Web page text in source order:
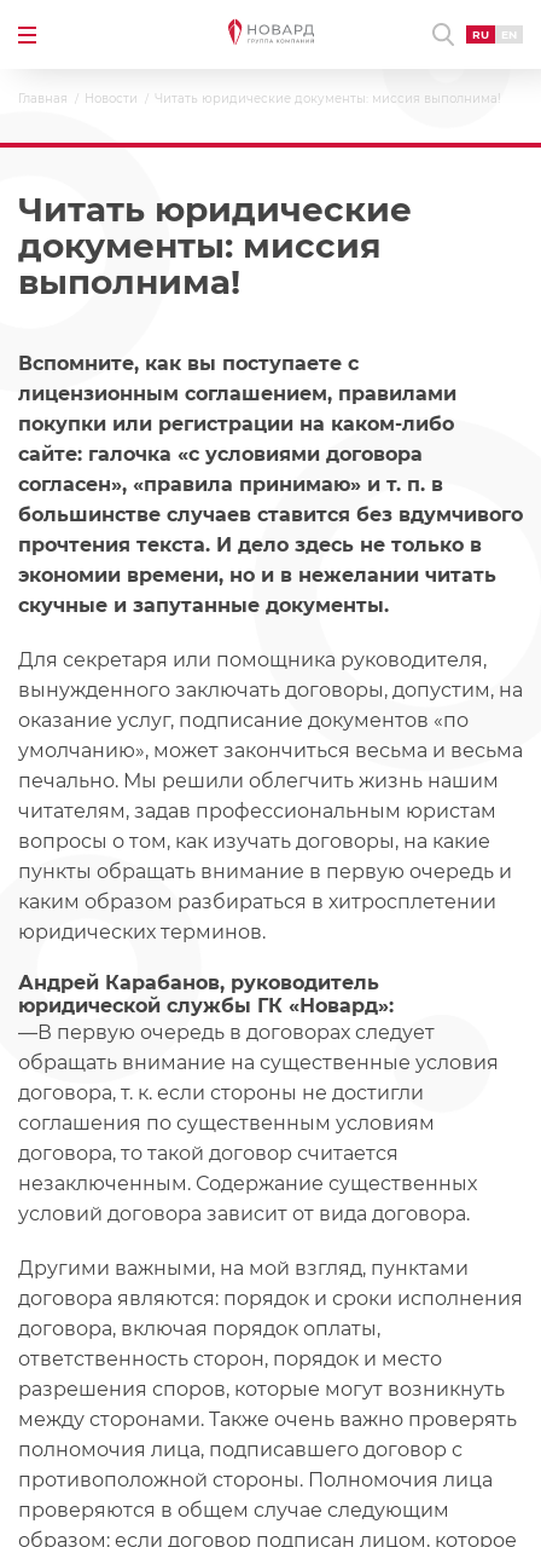
RU EN
Главная Новости Читать юридические документы: миссия выполнима!
Читать юридические
документы: миссия
выполнима!
Вспомните, как вы поступаете с
лицензионным соглашением, правилами
покупки или регистрации на каком-либо
сайте: галочка «с условиями договора
согласен», «правила принимаю» и т. п. в
большинстве случаев ставится без вдумчивого
прочтения текста. И дело здесь не только в
экономии времени, но и в нежелании читать
скучные и запутанные документы.
Для секретаря или помощника руководителя,
вынужденного заключать договоры, допустим, на
оказание услуг, подписание документов «по
умолчанию», может закончиться весьма и весьма
печально. Мы решили облегчить жизнь нашим
читателям, задав профессиональным юристам
вопросы о том, как изучать договоры, на какие
пункты обращать внимание в первую очередь и
каким образом разбираться в хитросплетении
юридических терминов.
Андрей Карабанов, руководитель
юридической службы ГК «Новард»:
—В первую очередь в договорах следует
обращать внимание на существенные условия
договора, т. к. если стороны не достигли
соглашения по существенным условиям
договора, то такой договор считается
незаключенным. Содержание существенных
условий договора зависит от вида договора.
Другими важными, на мой взгляд, пунктами
договора являются: порядок и сроки исполнения
договора, включая порядок оплаты,
ответственность сторон, порядок и место
разрешения споров, которые могут возникнуть
между сторонами. Также очень важно проверять
полномочия лица, подписавшего договор с
противоположной стороны. Полномочия лица
проверяются в общем случае следующим
образом: если договор подписан лицом, которое